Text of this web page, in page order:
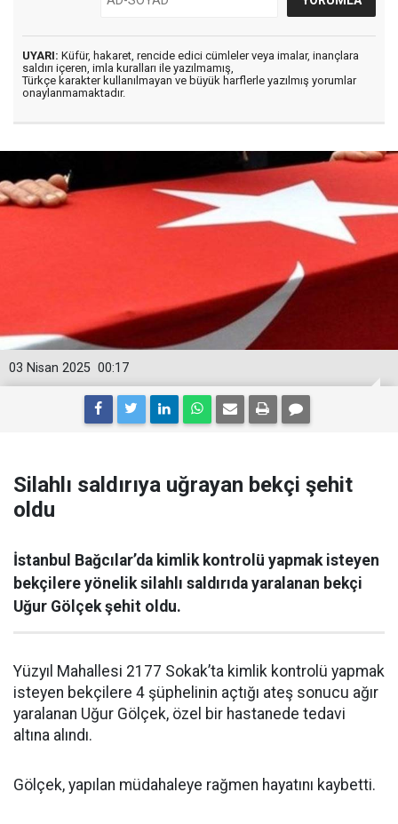
UYARI: Küfür, hakaret, rencide edici cümleler veya imalar, inançlara
saldırı içeren, imla kuralları ile yazılmamış,
Türkçe karakter kullanılmayan ve büyük harflerle yazılmış yorumlar
onaylanmamaktadır.
00:17
03 Nisan 2025
Silahlı saldırıya uğrayan bekçi şehit
oldu
İstanbul Bağcılar’da kimlik kontrolü yapmak isteyen
bekçilere yönelik silahlı saldırıda yaralanan bekçi
Uğur Gölçek şehit oldu.
Yüzyıl Mahallesi 2177 Sokak’ta kimlik kontrolü yapmak
isteyen bekçilere 4 şüphelinin açtığı ateş sonucu ağır
yaralanan Uğur Gölçek, özel bir hastanede tedavi
altına alındı.
Gölçek, yapılan müdahaleye rağmen hayatını kaybetti.